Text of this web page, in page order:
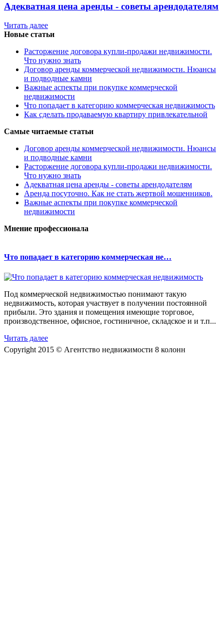
Адекватная цена аренды - советы арендодателям
Читать далее
Новые статьи
Расторжение договора купли-продажи недвижимости.
Что нужно знать
Договор аренды коммерческой недвижимости. Нюансы
и подводные камни
Важные аспекты при покупке коммерческой
недвижимости
Что попадает в категорию коммерческая недвижимость
Как сделать продаваемую квартиру привлекательной
Самые читаемые статьи
Договор аренды коммерческой недвижимости. Нюансы
и подводные камни
Расторжение договора купли-продажи недвижимости.
Что нужно знать
Адекватная цена аренды - советы арендодателям
Аренда посуточно. Как не стать жертвой мошенников.
Важные аспекты при покупке коммерческой
недвижимости
Мнение профессионала
Что попадает в категорию коммерческая не…
Под коммерческой недвижимостью понимают такую
недвижимость, которая участвует в получении постоянной
прибыли. Это здания и помещения имеющие торговое,
производственное, офисное, гостиничное, складское и и т.п...
Читать далее
Copyright 2015 © Агентство недвижимости 8 колонн